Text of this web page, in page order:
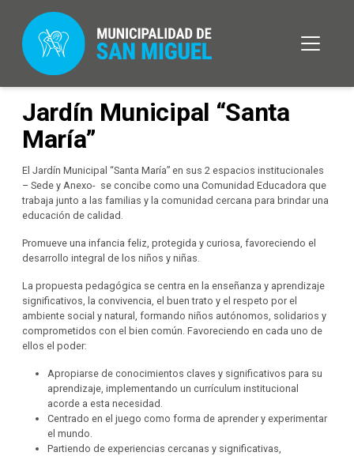
Jardín Municipal “Santa
María”
El Jardín Municipal “Santa María” en sus 2 espacios institucionales
– Sede y Anexo- se concibe como una Comunidad Educadora que
trabaja junto a las familias y la comunidad cercana para brindar una
educación de calidad.
Promueve una infancia feliz, protegida y curiosa, favoreciendo el
desarrollo integral de los niños y niñas.
La propuesta pedagógica se centra en la enseñanza y aprendizaje
significativos, la convivencia, el buen trato y el respeto por el
ambiente social y natural, formando niños autónomos, solidarios y
comprometidos con el bien común. Favoreciendo en cada uno de
ellos el poder:
Apropiarse de conocimientos claves y significativos para su
aprendizaje, implementando un currículum institucional
acorde a esta necesidad.
Centrado en el juego como forma de aprender y experimentar
el mundo.
Partiendo de experiencias cercanas y significativas,